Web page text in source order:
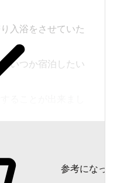
入浴をさせていた
いつか宿泊したい
きなかった・離れ
入ることができま
参考になった